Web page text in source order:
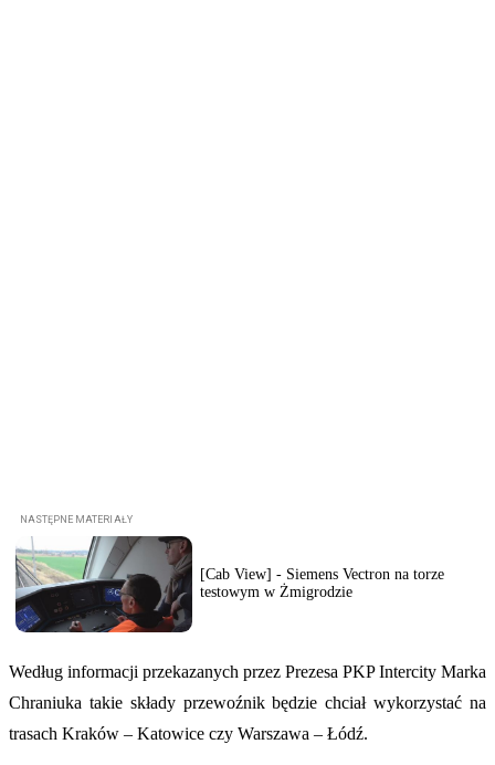
[Cab View] - Siemens Vectron na torze
testowym w Żmigrodzie
Według informacji przekazanych przez Prezesa PKP Intercity Marka
Chraniuka takie składy przewoźnik będzie chciał wykorzystać na
trasach Kraków – Katowice czy Warszawa – Łódź.